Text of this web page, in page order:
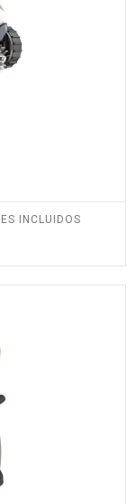
INCLUIDOS